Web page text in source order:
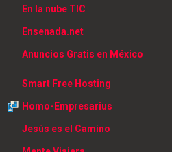
En la nube TIC
Ensenada.net
Anuncios Gratis en México
Smart Free Hosting
Homo-Empresarius
Jesús es el Camino